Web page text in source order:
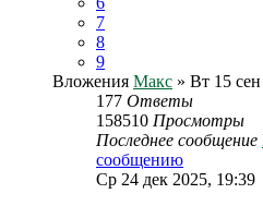
7
8
9
Вложения Макс » Вт 15
177 Ответы
158510 Просмотры
Последнее сообщение
сообщению
Ср 24 дек 2025, 19:39